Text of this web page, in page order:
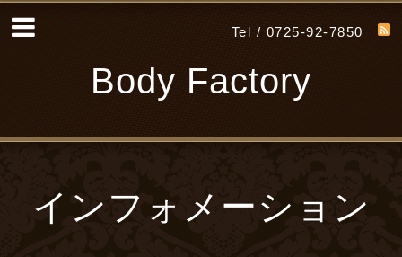
Tel / 0725-92-7850
Body Factory
インフォメーション